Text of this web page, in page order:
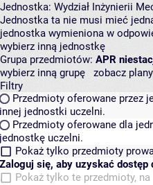
Jednostka: Wydział Inżynierii
Jednostka ta nie musi mieć
jednostka wymieniona w
wybierz inną jednostkę
Grupa przedmiotów: APR
wybierz inną grupę
zobacz
Filtry
Przedmioty oferowane przez
innej jednostki uczelni.
Przedmioty oferowane dla
jednostkę uczelni.
Pokaż tylko przedmioty
Zaloguj się, aby uzyskać dostęp
Pokaż tylko te przedmioty,